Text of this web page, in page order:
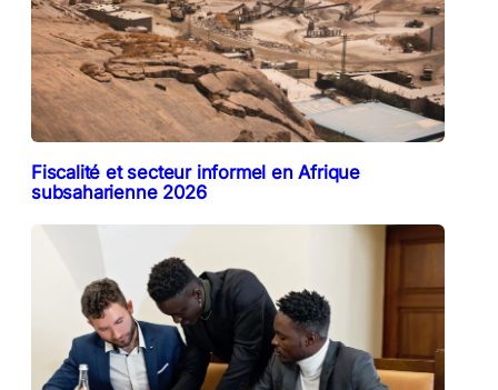
Fiscalité et secteur informel en Afrique
subsaharienne 2026